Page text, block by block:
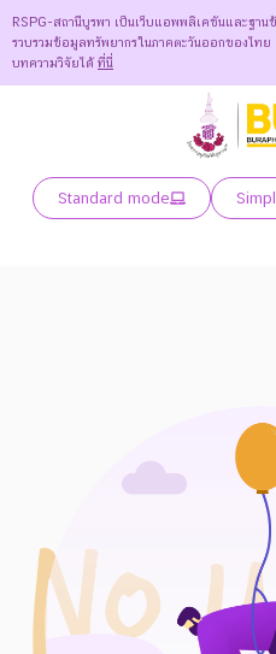
RSPG-สถานีบูรพา เป็นเว็บแอพพลิเคชันและฐา
รวบรวมข้อมูลทรัพยากรในภาคตะวันออกของไทย
บทความวิจัยได้ ที่นี่
Standard mode